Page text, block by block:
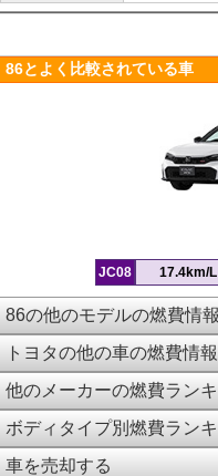
86とよく比較されている車
JC08 17.4km/L
86の他のモデルの燃費情報
トヨタの他の車の燃費情報
他のメーカーの燃費ラン
ボディタイプ別燃費ラン
車を売却する